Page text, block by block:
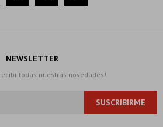
NEWSLETTER
todas nuestras novedades!
SUSCRIBIRME